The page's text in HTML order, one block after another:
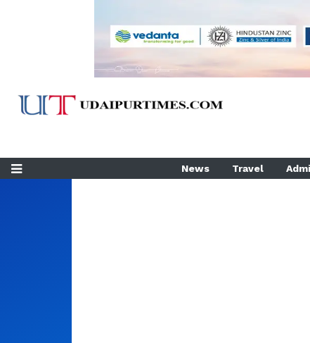
News Travel